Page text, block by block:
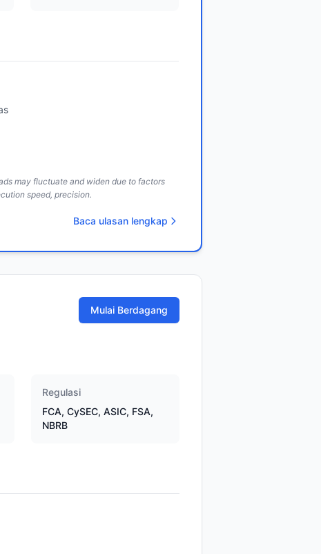
may fluctuate and widen due to factors
speed, precision.
Baca ulasan lengkap
Mulai Berdagang
Regulasi
FCA, CySEC, ASIC, FSA,
NBRB